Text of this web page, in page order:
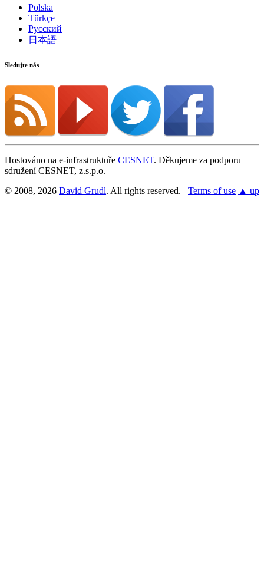
Polska
Türkçe
Русский
日本語
Sledujte nás
Hostováno na e-infrastruktuře CESNET. Děkujeme za podporu
sdružení CESNET, z.s.p.o.
© 2008, 2026 David Grudl. All rights reserved. Terms of use ▲ up